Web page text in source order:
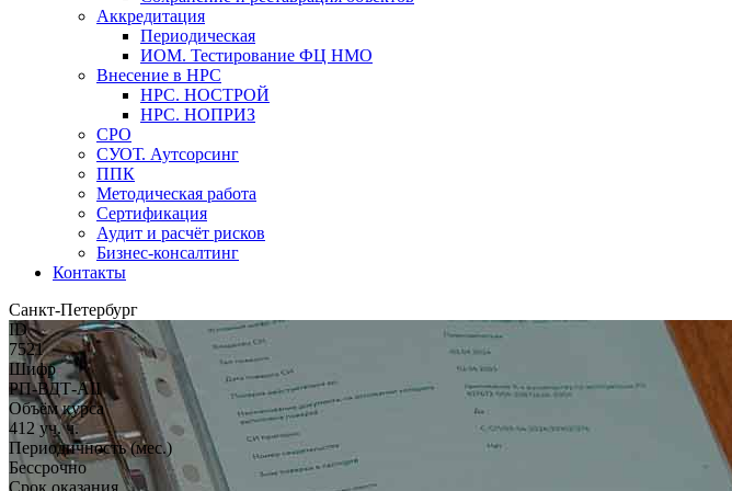
Аккредитация
Периодическая
ИОМ. Тестирование ФЦ НМО
Внесение в НРС
НРС. НОСТРОЙ
НРС. НОПРИЗ
СРО
СУОТ. Аутсорсинг
ППК
Методическая работа
Сертификация
Аудит и расчёт рисков
Бизнес-консалтинг
Контакты
Санкт-Петербург
ID
7521
Шифр
РП-ВДТ-AII
Объём курса
412 уч. ч.
Периодичность (мес.)
Бессрочно
Срок оказания